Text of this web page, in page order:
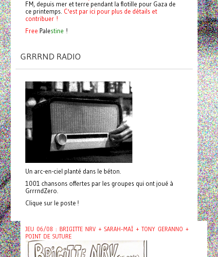
FM, depuis mer et terre pendant la flotille pour Gaza de
ce printemps. C'est par ici pour plus de détails et
contribuer !
Free Palestine !
GRRRND RADIO
Un arc-en-ciel planté dans le béton.
1001 chansons offertes par les groupes qui ont joué à
GrrrndZero.
Clique sur le poste !
JEU 06/08 : BRIGITTE NRV + SARAH-MAÏ + TONY GERANNO +
POINT DE SUTURE